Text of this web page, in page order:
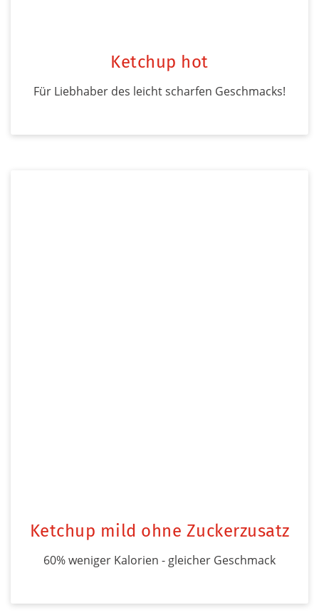
Ketchup hot
Für Liebhaber des leicht scharfen Geschmacks!
Ketchup mild ohne Zuckerzusatz
60% weniger Kalorien - gleicher Geschmack